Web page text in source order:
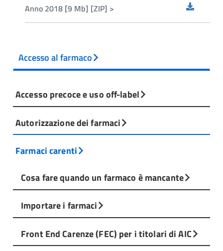
Anno 2018 [9 Mb] [ZIP] >
Accesso al farmaco
Accesso precoce e uso off-label
Autorizzazione dei farmaci
Farmaci carenti
Cosa fare quando un farmaco è mancante
Importare i farmaci
Front End Carenze (FEC) per i titolari di AIC